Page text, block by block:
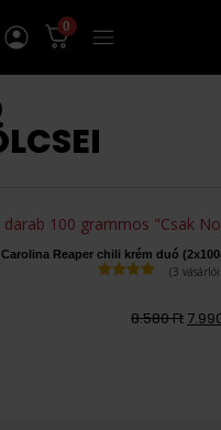
0
Carolina Reaper chili krém duó
értékelés
(3
8.580Ft